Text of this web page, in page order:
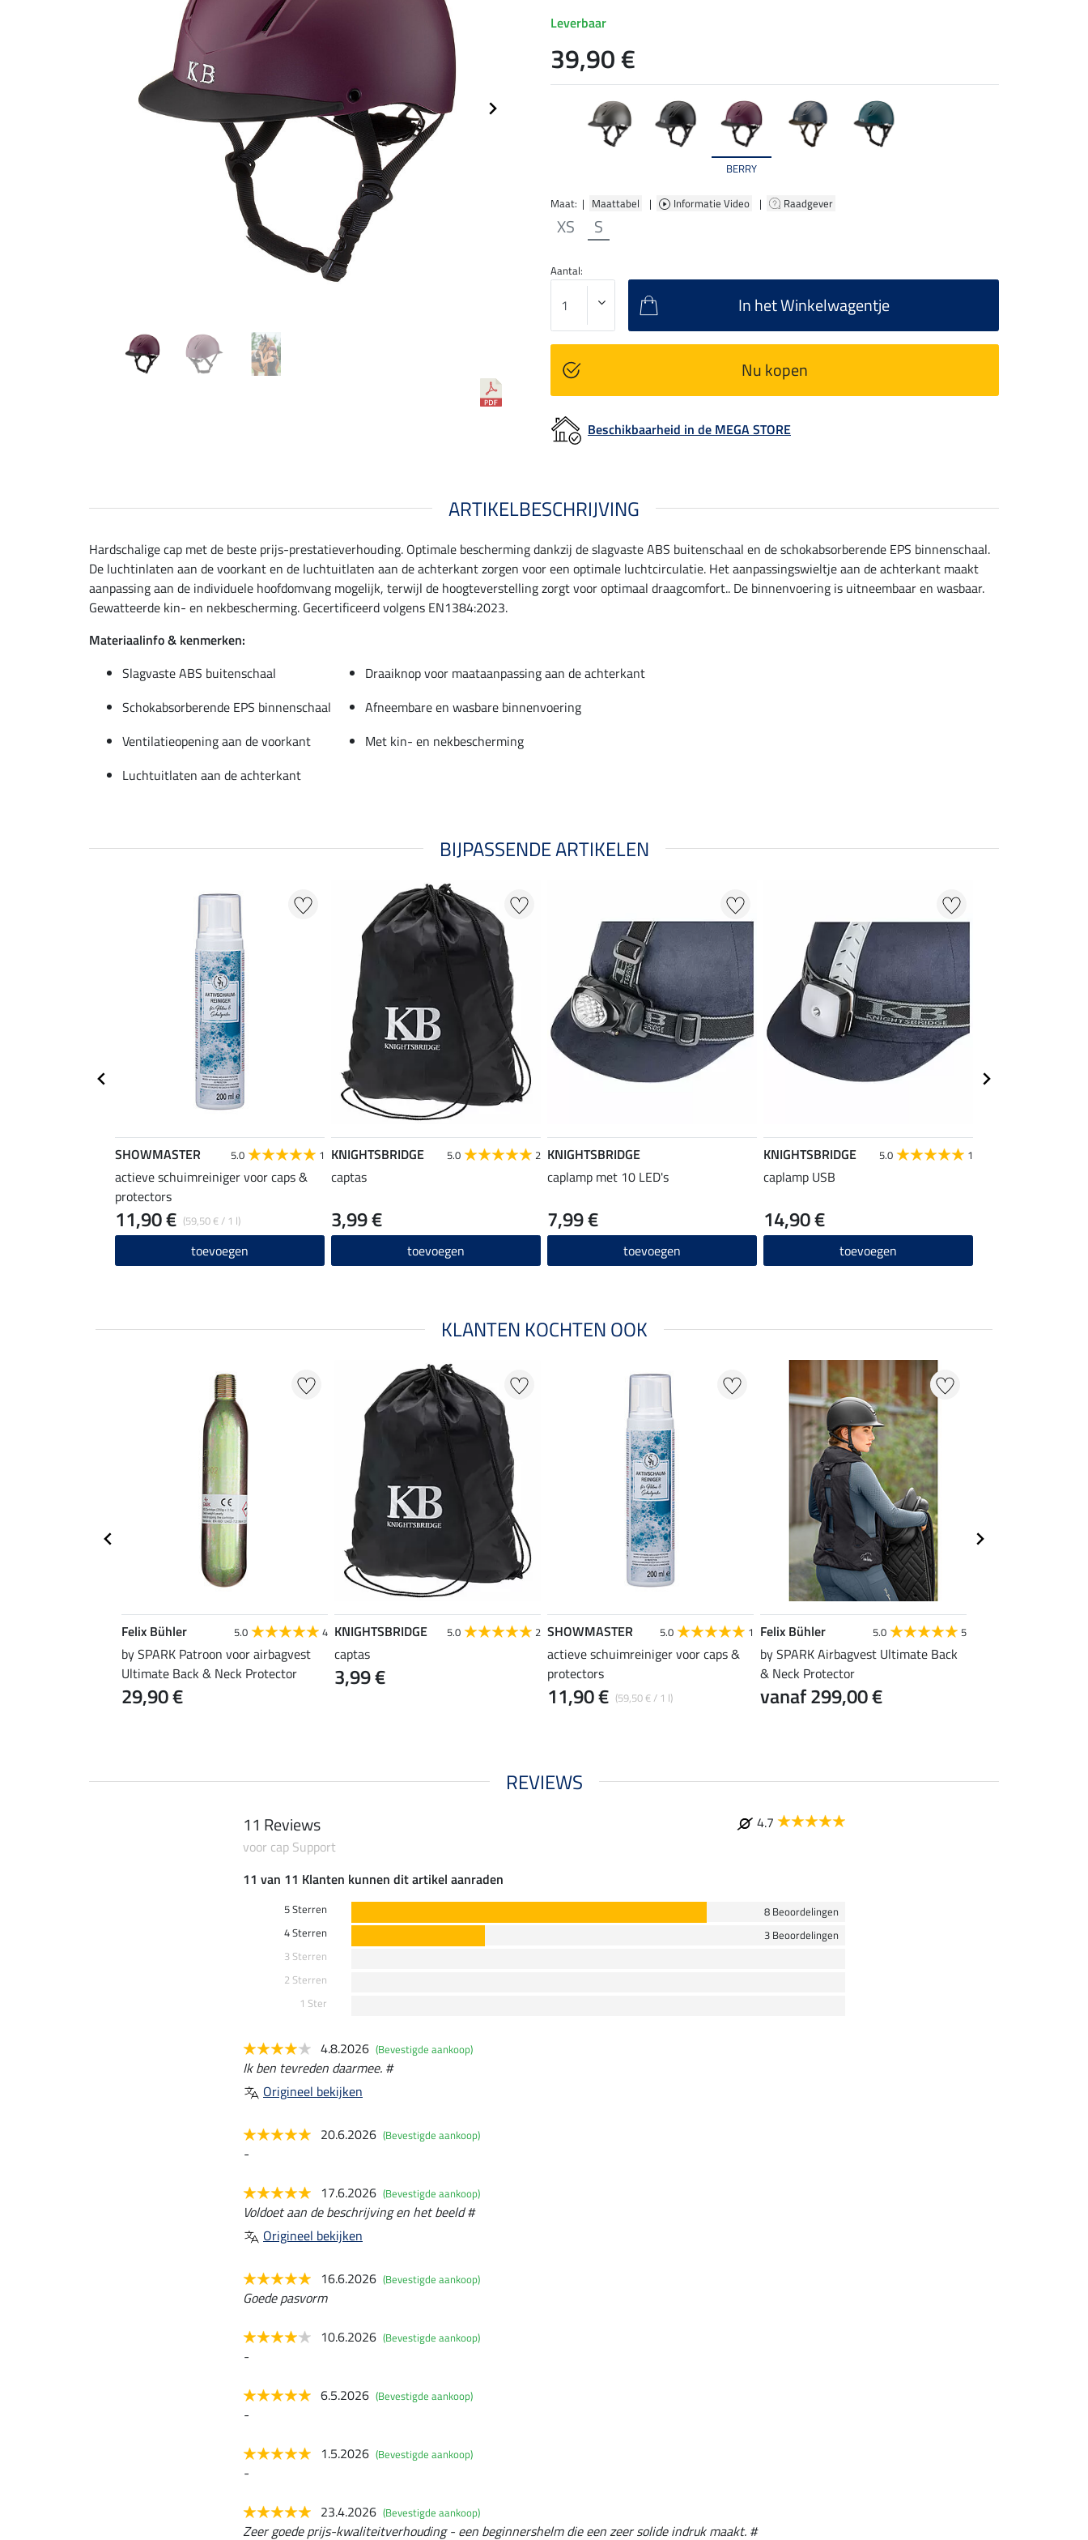
BERRY
Maat: | Maattabel | Informatie Video | Raadgever
XS S
Leverbaar
39,90 €
Aantal:
In het Winkelwagentje
Nu kopen
Beschikbaarheid in de MEGA STORE
ARTIKELBESCHRIJVING
Hardschalige cap met de beste prijs-prestatieverhouding. Optimale bescherming dankzij de slagvaste ABS buitenschaal en de schokabsorberende EPS binnenschaal.
De luchtinlaten aan de voorkant en de luchtuitlaten aan de achterkant zorgen voor een optimale luchtcirculatie. Het aanpassingswieltje aan de achterkant maakt
aanpassing aan de individuele hoofdomvang mogelijk, terwijl de hoogteverstelling zorgt voor optimaal draagcomfort.. De binnenvoering is uitneembaar en wasbaar.
Gewatteerde kin- en nekbescherming. Gecertificeerd volgens EN1384:2023.
Materiaalinfo & kenmerken:
Slagvaste ABS buitenschaal
Draaiknop voor maataanpassing aan de achterkant
Schokabsorberende EPS binnenschaal
Afneembare en wasbare binnenvoering
Ventilatieopening aan de voorkant
Met kin- en nekbescherming
Luchtuitlaten aan de achterkant
BIJPASSENDE ARTIKELEN
SHOWMASTER 5.0 1
actieve schuimreiniger voor caps &
protectors
(59,50 € / 1 l)
11,90 €
toevoegen
KNIGHTSBRIDGE 5.0 2
captas
3,99 €
toevoegen
KNIGHTSBRIDGE
caplamp met 10 LED's
7,99 €
toevoegen
KNIGHTSBRIDGE 5.0 1
caplamp USB
14,90 €
toevoegen
KLANTEN KOCHTEN OOK
Felix Bühler 5.0 4
by SPARK Patroon voor airbagvest
Ultimate Back & Neck Protector
29,90 €
KNIGHTSBRIDGE 5.0 2
captas
3,99 €
SHOWMASTER 5.0 1
actieve schuimreiniger voor caps &
protectors
(59,50 € / 1 l)
11,90 €
Felix Bühler 5.0 5
by SPARK Airbagvest Ultimate Back
& Neck Protector
vanaf 299,00 €
REVIEWS
11 Reviews
4.7
voor cap Support
11 van 11 Klanten kunnen dit artikel aanraden
5 Sterren
8 Beoordelingen
4 Sterren
3 Beoordelingen
3 Sterren
2 Sterren
1 Ster
4.8.2026 (Bevestigde aankoop)
Ik ben tevreden daarmee. #
Origineel bekijken
20.6.2026 (Bevestigde aankoop)
-
17.6.2026 (Bevestigde aankoop)
Voldoet aan de beschrijving en het beeld #
Origineel bekijken
16.6.2026 (Bevestigde aankoop)
Goede pasvorm
10.6.2026 (Bevestigde aankoop)
-
6.5.2026 (Bevestigde aankoop)
-
1.5.2026 (Bevestigde aankoop)
-
23.4.2026 (Bevestigde aankoop)
Zeer goede prijs-kwaliteitverhouding - een beginnershelm die een zeer solide indruk maakt. #